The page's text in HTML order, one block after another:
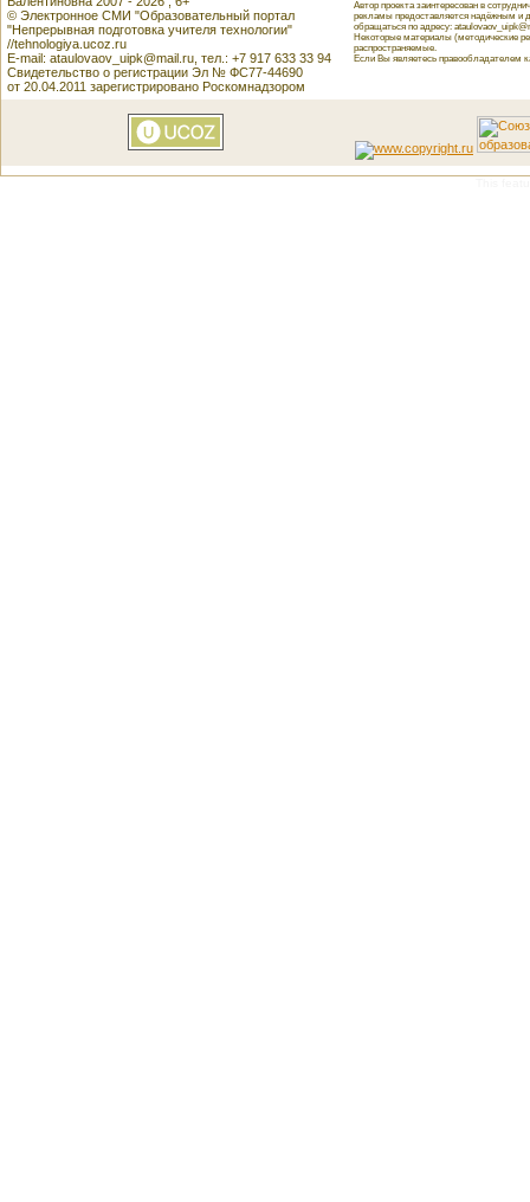
© Электронное СМИ "Образовательный портал
"Непрерывная подготовка учителя технологии"
//tehnologiya.ucoz.ru
E-mail: ataulovaov_uipk@mail.ru, тел.: +7 917 633 33 94
Свидетельство о регистрации Эл № ФС77-44690
от 20.04.2011 зарегистрировано Роскомнадзором
Автор проекта заинтересован в
рекламы предоставляется надёжным и
обращаться по адресу:
Некоторые материалы (методические
распространяемые.
Если Вы являетесь правообладателем